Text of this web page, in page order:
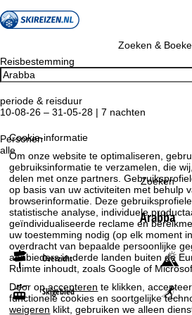
Cookie-informatie
Om onze website te optimaliseren,
gebruiksinformatie te verzamelen, die
delen met onze partners.
op basis van uw activiteiten met behulp
browserinformatie. Deze
statistische analyse, individuele
geïndividualiseerde reclame en
uw toestemming nodig (op elk moment
overdracht van bepaalde persoonlijke
aanbieders in derde landen buiten de
Ruimte inhoudt, zoals Google of
Door opaccepteren te klikken,
functionele cookies en soortgelijke
weigeren klikt, gebruiken we alleen
Zoeken &
Reisbestemming
periode & reisduur
10-08-26 – 31-05-28 | 7 nachten
Personen
alle
Zoeken
Arabba
Overzicht
Skigebied